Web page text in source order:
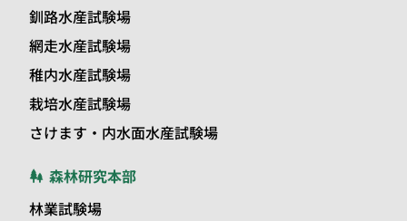
釧路水産試験場
網走水産試験場
稚内水産試験場
栽培水産試験場
さけます・内水面水産試験場
森林研究本部
林業試験場